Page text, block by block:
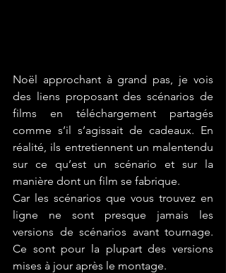
Noël approchant à grand pas, je vois
des liens proposant des scénarios de
films en téléchargement partagés
comme s’il s’agissait de cadeaux. En
réalité, ils entretiennent un malentendu
sur ce qu’est un scénario et sur la
manière dont un film se fabrique.
Car les scénarios que vous trouvez en
ligne ne sont presque jamais les
versions de scénarios avant tournage.
Ce sont pour la plupart des versions
mises à jour après le montage.